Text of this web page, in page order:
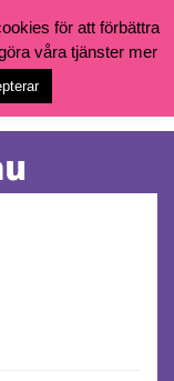
eller nå övriga
för att förbättra
våra tjänster mer